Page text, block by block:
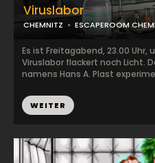
Viruslabor
CHEMNITZ ESCAPEROOM
Es ist Freitagabend, 23.00
Viruslabor flackert noch Licht.
namens Hans A. Plast
WEITER